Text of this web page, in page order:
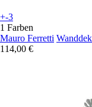
+-3
1 Farben
Mauro Ferretti
114,00 €